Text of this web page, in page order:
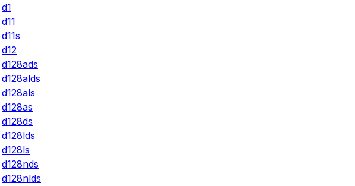
d1
d11
d11s
d12
d128ads
d128alds
d128als
d128as
d128ds
d128lds
d128ls
d128nds
d128nlds